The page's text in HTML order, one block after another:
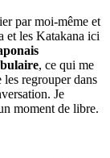
par moi-même et
et les Katakana ici
, ce qui me
les regrouper dans
Je
moment de libre.